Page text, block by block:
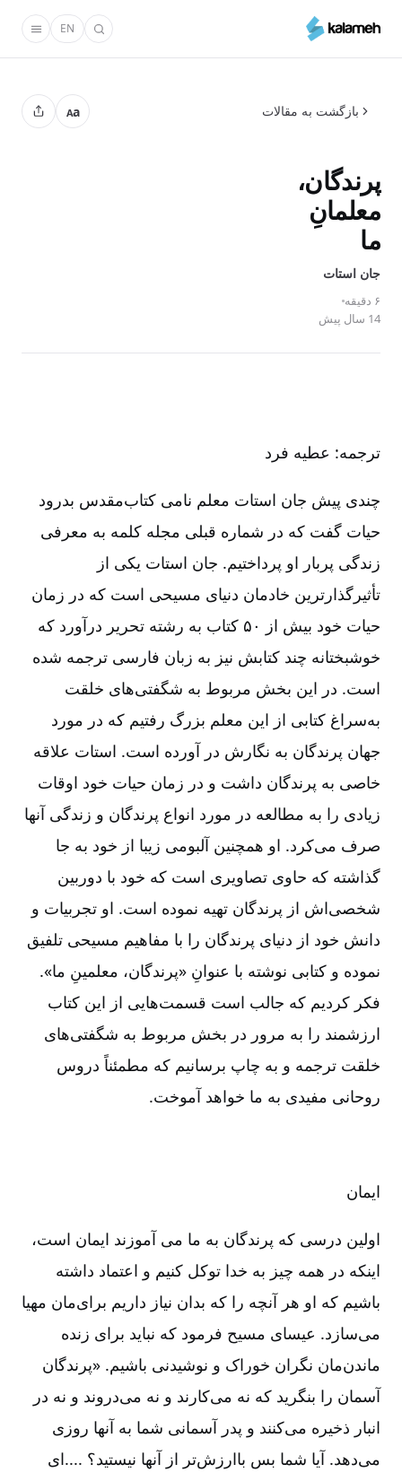
محتوای
EN
بازگشت به مقالات Aa
پرندگان،
معلمانِ
ما
جان استات
۶ دقیقه
14 سال پیش
ترجمه: عطیه فرد
چندی پیش جان استات معلم نامی کتاب‌مقدس بدرود
حیات گفت که در شماره قبلی مجله کلمه به معرفی
زندگی پربار او پرداختیم. جان استات یکی از
تأثیرگذارترین خادمان دنیای مسیحی است که در زمان
حیات خود بیش از ۵۰ کتاب به رشته تحریر درآورد که
خوشبختانه چند کتابش نیز به زبان فارسی ترجمه شده
است. در این بخش مربوط به شگفتی‌های خلقت
به‌سراغ کتابی از این معلم بزرگ رفتیم که در مورد
جهان پرندگان به نگارش در آورده است. استات علاقه
خاصی به پرندگان داشت و در زمان حیات خود اوقات
زیادی را به مطالعه در مورد انواع پرندگان و زندگی آنها
صرف می‌کرد. او همچنین آلبومی زیبا از خود به جا
گذاشته که حاوی تصاویری است که خود با دوربین
شخصی‌اش از پرندگان تهیه نموده است. او تجربیات و
دانش خود از دنیای پرندگان را با مفاهیم مسیحی تلفیق
نموده و کتابی نوشته با عنوانِ «پرندگان، معلمینِ ما».
فکر کردیم که جالب است قسمت‌هایی از این کتاب
ارزشمند را به مرور در بخش مربوط به شگفتی‌های
خلقت ترجمه و به چاپ برسانیم که مطمئناً دروس
روحانی مفیدی به ما خواهد آموخت.
ایمان
اولین درسی که پرندگان به ما می آموزند ایمان است،
اینکه در همه چیز به خدا توکل کنیم و اعتماد داشته
باشیم که او هر آنچه را که بدان نیاز داریم برای‌مان مهیا
می‌سازد. عیسای مسیح فرمود که نباید برای زنده
ماندن‌مان نگران خوراک و نوشیدنی باشیم. «پرندگان
آسمان را بنگرید که نه می‌کارند و نه می‌دروند و نه در
انبار ذخیره می‌کنند و پدر آسمانی شما به آنها روزی
می‌دهد. آیا شما بس باارزش‌تر از آنها نیستید؟ ....ای